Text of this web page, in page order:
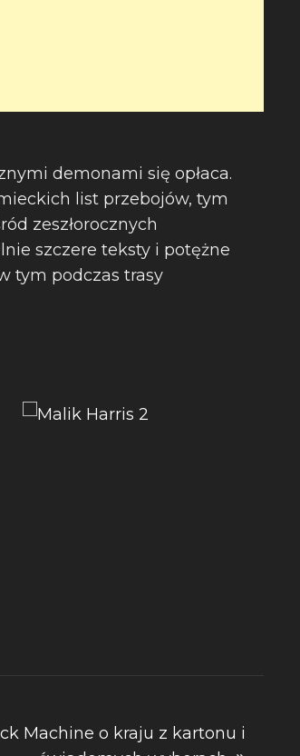
demonami się opłaca.
list przebojów, tym
zeszłorocznych
szczere teksty i potężne
tym podczas trasy
Machine o kraju z kartonu i